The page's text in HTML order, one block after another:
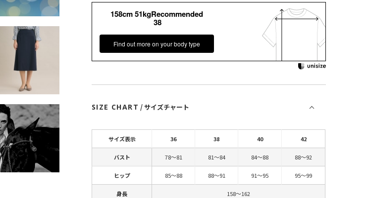
158cm 51kgRecommended
38
Find out more on your body type
SIZE CHART / サイズチャート
サイズ表示 36 38 40 42
バスト 78～81 81～84 84～88 88～92
ヒップ 85～88 88～91 91～95 95～99
身長 158～162